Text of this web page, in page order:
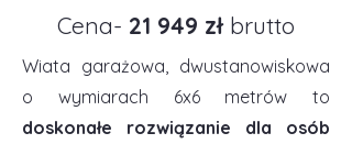
Cena- 21 949 zł brutto
Wiata garażowa, dwustanowiskowa
o wymiarach 6x6 metrów to
doskonałe rozwiązanie dla osób